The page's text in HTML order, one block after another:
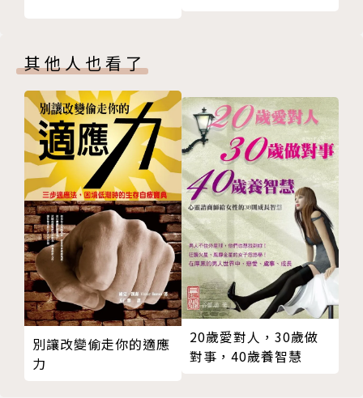
•想一個人的時候，就像有一條細細的線圈住了自己的
脖子，每惦記一次，線就拉緊了一些。
•你不是因為寂寞才總是想著他，而是因為想念他所以
才感覺到寂寞。
•有時候你會想念他，但是這樣的想念並不表示想要跟
對方在一起。而是你知道，想念，其實是你們兩個人最
好的關係。
•經過後你才明白，有些人注定只能相遇，而無法相
聚。有些人只適合偷偷想念。
•愛情從來都是失之毫釐，就差之千里，只有要或不
要、有或沒有，沒有「我們離幸福那麼近」。
•愛情裡，最殘忍的並不是他不愛你，而是，他不愛你
卻不打算告訴你。
•最巨大的心碎聲是沈默不語；最傷心的道別是笑著說
否定，並不是一種離開的方式
身上的傷疤，不如心裡的豁達
過著、過著，就過成了一個人
chapter 5. 致，無法對分的傷心
離開了，就別再說你想我
不急著原諒
傷害不是負負得正，傷心也從來都無法對分
給負心人的致謝信
最大的心機：無辜的男人
在祝福他之前，你要先祝福自己
chapter 6. 致，很配得上的愛
很配得上的愛
習慣被討好的人
談了一場面目模糊的戀愛
因為不喜歡自己，所以才去喜歡別人
其他人也看了
別讓改變偷走你的適應
力
20歲愛對人，30歲做
對事，40歲養智慧